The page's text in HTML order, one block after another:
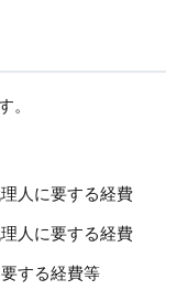
。
人に要する経費
人に要する経費
する経費等